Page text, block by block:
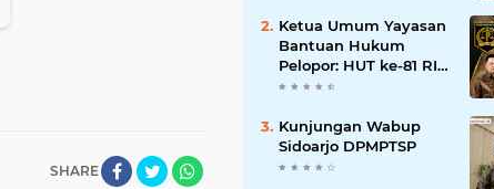
SHARE
Persatuan dan
Keadilan bagi Seluruh
Rakyat Indonesia.
Ketua Umum Yayasan
Bantuan Hukum
Pelopor: HUT ke-81 RI
Momentum
Persatuan, dan
Pengabdian kepada
Masyarakat
Kunjungan Wabup
Sidoarjo DPMPTSP